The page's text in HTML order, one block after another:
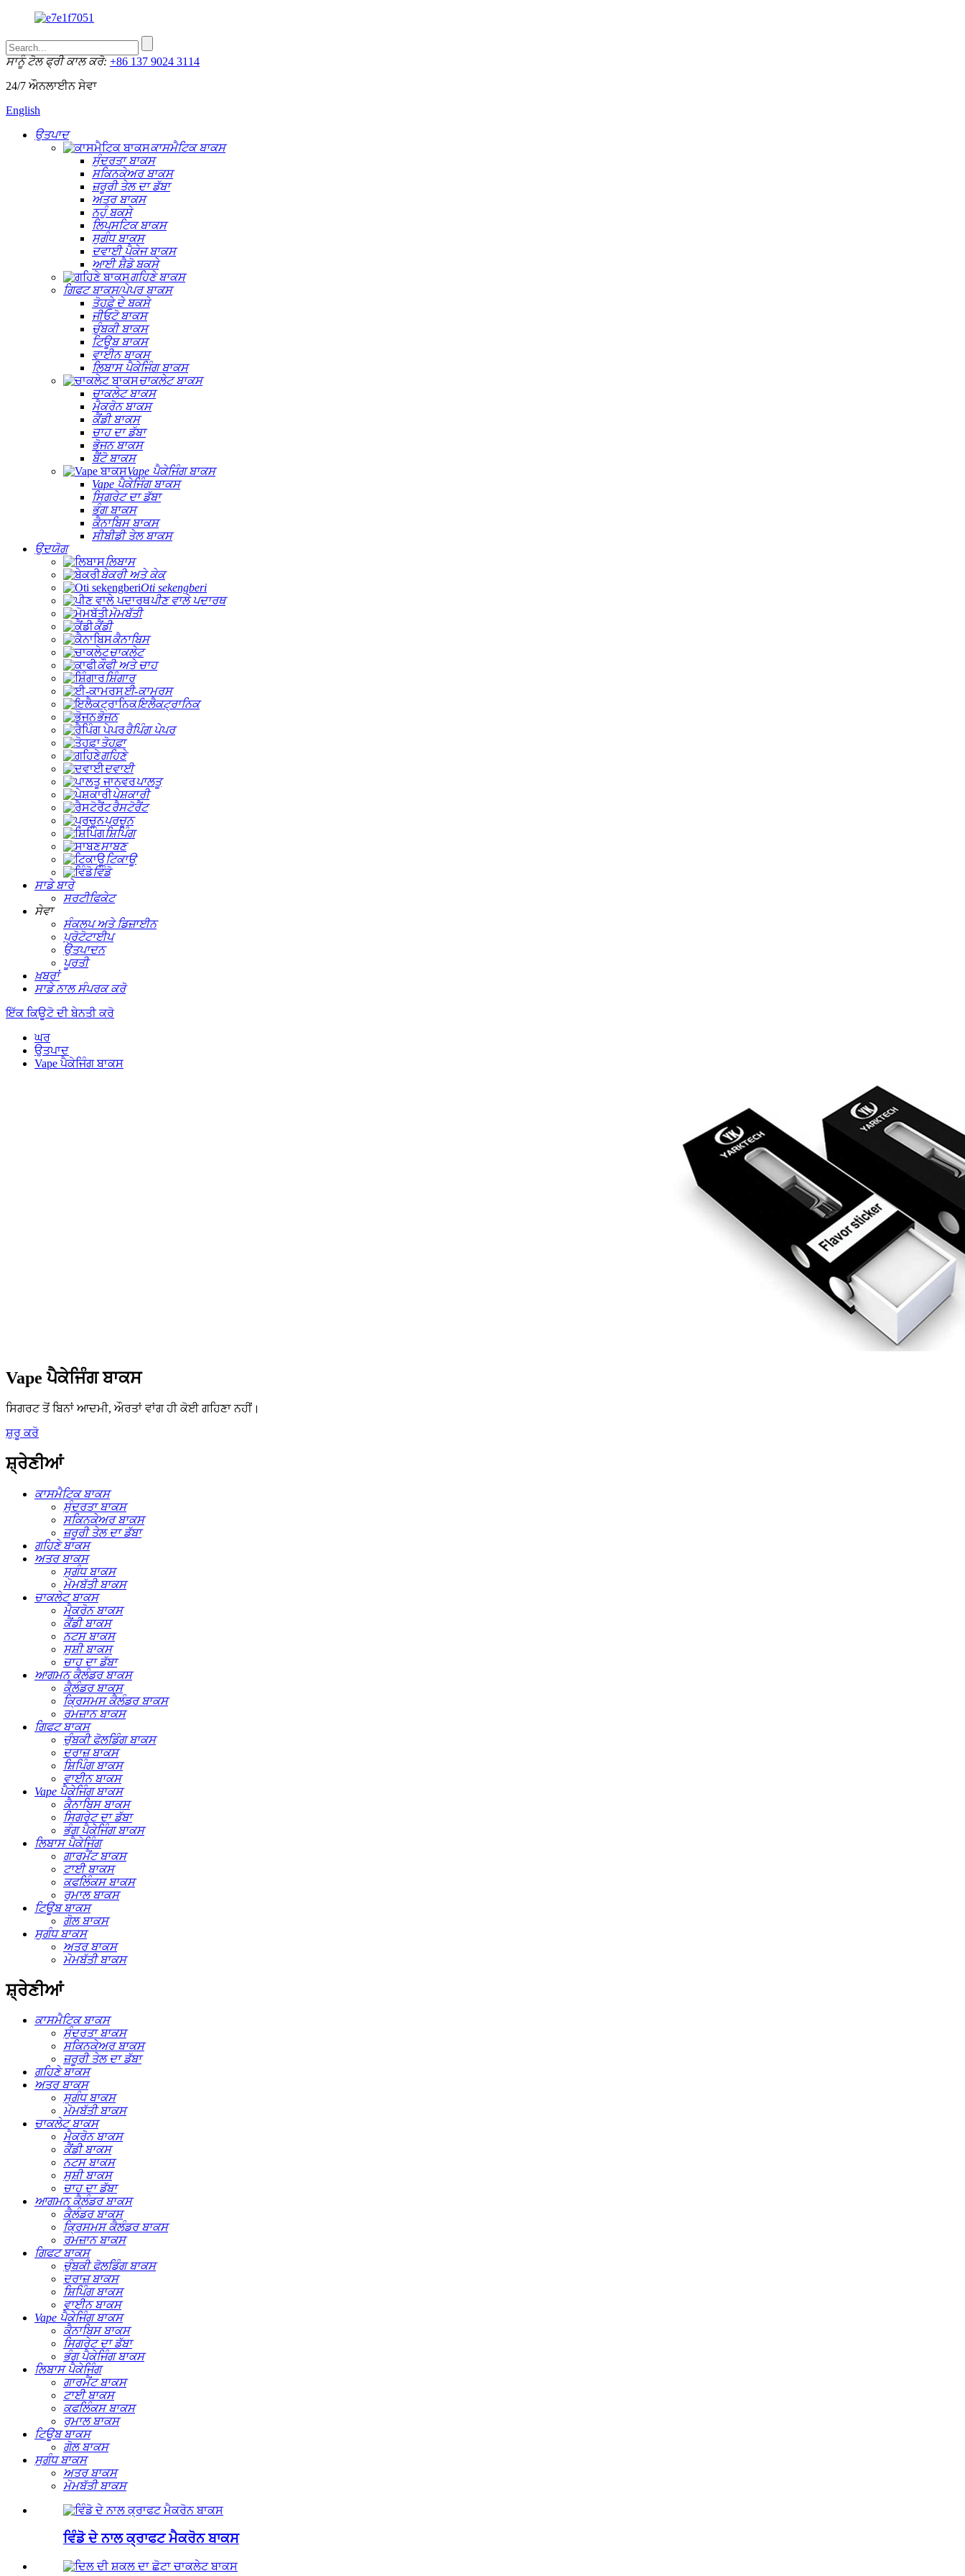
ਸਾਨੂੰ ਟੋਲ ਫ੍ਰੀ ਕਾਲ ਕਰੋ: +86 137 9024 3114
24/7 ਔਨਲਾਈਨ ਸੇਵਾ
English
ਉਤਪਾਦ
ਕਾਸਮੈਟਿਕ ਬਾਕਸ
ਸੁੰਦਰਤਾ ਬਾਕਸ
ਸਕਿਨਕੇਅਰ ਬਾਕਸ
ਜ਼ਰੂਰੀ ਤੇਲ ਦਾ ਡੱਬਾ
ਅਤਰ ਬਾਕਸ
ਨਹੁੰ ਬਕਸੇ
ਲਿਪਸਟਿਕ ਬਾਕਸ
ਸੁਗੰਧ ਬਾਕਸ
ਦਵਾਈ ਪੈਕੇਜ ਬਾਕਸ
ਆਈ ਸ਼ੈਡੋ ਬਕਸੇ
ਗਹਿਣੇ ਬਾਕਸ
ਗਿਫਟ ​​ਬਾਕਸ/ਪੇਪਰ ਬਾਕਸ
ਤੋਹਫ਼ੇ ਦੇ ਬਕਸੇ
ਜੀਓਟੋ ਬਾਕਸ
ਚੁੰਬਕੀ ਬਾਕਸ
ਟਿਊਬ ਬਾਕਸ
ਵਾਈਨ ਬਾਕਸ
ਲਿਬਾਸ ਪੈਕੇਜਿੰਗ ਬਾਕਸ
ਚਾਕਲੇਟ ਬਾਕਸ
ਚਾਕਲੇਟ ਬਾਕਸ
ਮੈਕਰੋਨ ਬਾਕਸ
ਕੈਂਡੀ ਬਾਕਸ
ਚਾਹ ਦਾ ਡੱਬਾ
ਭੋਜਨ ਬਾਕਸ
ਬੈਂਟੋ ਬਾਕਸ
Vape ਪੈਕੇਜਿੰਗ ਬਾਕਸ
Vape ਪੈਕੇਜਿੰਗ ਬਾਕਸ
ਸਿਗਰੇਟ ਦਾ ਡੱਬਾ
ਭੰਗ ਬਾਕਸ
ਕੈਨਾਬਿਸ ਬਾਕਸ
ਸੀਬੀਡੀ ਤੇਲ ਬਾਕਸ
ਉਦਯੋਗ
ਲਿਬਾਸ
ਬੇਕਰੀ ਅਤੇ ਕੇਕ
Oti sekengberi
ਪੀਣ ਵਾਲੇ ਪਦਾਰਥ
ਮੋਮਬੱਤੀ
ਕੈਂਡੀ
ਕੈਨਾਬਿਸ
ਚਾਕਲੇਟ
ਕੌਫੀ ਅਤੇ ਚਾਹ
ਸ਼ਿੰਗਾਰ
ਈ-ਕਾਮਰਸ
ਇਲੈਕਟ੍ਰਾਨਿਕ
ਭੋਜਨ
ਰੈਪਿੰਗ ਪੇਪਰ
ਤੋਹਫ਼ਾ
ਗਹਿਣੇ
ਦਵਾਈ
ਪਾਲਤੂ
ਪੇਸ਼ਕਾਰੀ
ਰੈਸਟੋਰੈਂਟ
ਪ੍ਰਚੂਨ
ਸ਼ਿਪਿੰਗ
ਸਾਬਣ
ਟਿਕਾਊ
ਵਿੰਡੋ
ਸਾਡੇ ਬਾਰੇ
ਸਰਟੀਫਿਕੇਟ
ਸੇਵਾ
ਸੰਕਲਪ ਅਤੇ ਡਿਜ਼ਾਈਨ
ਪ੍ਰੋਟੋਟਾਈਪ
ਉਤਪਾਦਨ
ਪੂਰਤੀ
ਖ਼ਬਰਾਂ
ਸਾਡੇ ਨਾਲ ਸੰਪਰਕ ਕਰੋ
ਇੱਕ ਕਿਊਟੋ ਦੀ ਬੇਨਤੀ ਕਰੋ
ਘਰ
ਉਤਪਾਦ
Vape ਪੈਕੇਜਿੰਗ ਬਾਕਸ
Vape ਪੈਕੇਜਿੰਗ ਬਾਕਸ
ਸਿਗਰਟ ਤੋਂ ਬਿਨਾਂ ਆਦਮੀ, ਔਰਤਾਂ ਵਾਂਗ ਹੀ ਕੋਈ ਗਹਿਣਾ ਨਹੀਂ।
ਸ਼ੁਰੂ ਕਰੋ
ਸ਼੍ਰੇਣੀਆਂ
ਕਾਸਮੈਟਿਕ ਬਾਕਸ
ਸੁੰਦਰਤਾ ਬਾਕਸ
ਸਕਿਨਕੇਅਰ ਬਾਕਸ
ਜ਼ਰੂਰੀ ਤੇਲ ਦਾ ਡੱਬਾ
ਗਹਿਣੇ ਬਾਕਸ
ਅਤਰ ਬਾਕਸ
ਸੁਗੰਧ ਬਾਕਸ
ਮੋਮਬੱਤੀ ਬਾਕਸ
ਚਾਕਲੇਟ ਬਾਕਸ
ਮੈਕਰੋਨ ਬਾਕਸ
ਕੈਂਡੀ ਬਾਕਸ
ਨਟਸ ਬਾਕਸ
ਸੁਸ਼ੀ ਬਾਕਸ
ਚਾਹ ਦਾ ਡੱਬਾ
ਆਗਮਨ ਕੈਲੰਡਰ ਬਾਕਸ
ਕੈਲੰਡਰ ਬਾਕਸ
ਕ੍ਰਿਸਮਸ ਕੈਲੰਡਰ ਬਾਕਸ
ਰਮਜ਼ਾਨ ਬਾਕਸ
ਗਿਫਟ ​​ਬਾਕਸ
ਚੁੰਬਕੀ ਫੋਲਡਿੰਗ ਬਾਕਸ
ਦਰਾਜ਼ ਬਾਕਸ
ਸ਼ਿਪਿੰਗ ਬਾਕਸ
ਵਾਈਨ ਬਾਕਸ
Vape ਪੈਕੇਜਿੰਗ ਬਾਕਸ
ਕੈਨਾਬਿਸ ਬਾਕਸ
ਸਿਗਰੇਟ ਦਾ ਡੱਬਾ
ਭੰਗ ਪੈਕੇਜਿੰਗ ਬਾਕਸ
ਲਿਬਾਸ ਪੈਕੇਜਿੰਗ
ਗਾਰਮੈਂਟ ਬਾਕਸ
ਟਾਈ ਬਾਕਸ
ਕਫਲਿੰਕਸ ਬਾਕਸ
ਰੁਮਾਲ ਬਾਕਸ
ਟਿਊਬ ਬਾਕਸ
ਗੋਲ ਬਾਕਸ
ਸੁਗੰਧ ਬਾਕਸ
ਅਤਰ ਬਾਕਸ
ਮੋਮਬੱਤੀ ਬਾਕਸ
ਸ਼੍ਰੇਣੀਆਂ
ਕਾਸਮੈਟਿਕ ਬਾਕਸ
ਸੁੰਦਰਤਾ ਬਾਕਸ
ਸਕਿਨਕੇਅਰ ਬਾਕਸ
ਜ਼ਰੂਰੀ ਤੇਲ ਦਾ ਡੱਬਾ
ਗਹਿਣੇ ਬਾਕਸ
ਅਤਰ ਬਾਕਸ
ਸੁਗੰਧ ਬਾਕਸ
ਮੋਮਬੱਤੀ ਬਾਕਸ
ਚਾਕਲੇਟ ਬਾਕਸ
ਮੈਕਰੋਨ ਬਾਕਸ
ਕੈਂਡੀ ਬਾਕਸ
ਨਟਸ ਬਾਕਸ
ਸੁਸ਼ੀ ਬਾਕਸ
ਚਾਹ ਦਾ ਡੱਬਾ
ਆਗਮਨ ਕੈਲੰਡਰ ਬਾਕਸ
ਕੈਲੰਡਰ ਬਾਕਸ
ਕ੍ਰਿਸਮਸ ਕੈਲੰਡਰ ਬਾਕਸ
ਰਮਜ਼ਾਨ ਬਾਕਸ
ਗਿਫਟ ​​ਬਾਕਸ
ਚੁੰਬਕੀ ਫੋਲਡਿੰਗ ਬਾਕਸ
ਦਰਾਜ਼ ਬਾਕਸ
ਸ਼ਿਪਿੰਗ ਬਾਕਸ
ਵਾਈਨ ਬਾਕਸ
Vape ਪੈਕੇਜਿੰਗ ਬਾਕਸ
ਕੈਨਾਬਿਸ ਬਾਕਸ
ਸਿਗਰੇਟ ਦਾ ਡੱਬਾ
ਭੰਗ ਪੈਕੇਜਿੰਗ ਬਾਕਸ
ਲਿਬਾਸ ਪੈਕੇਜਿੰਗ
ਗਾਰਮੈਂਟ ਬਾਕਸ
ਟਾਈ ਬਾਕਸ
ਕਫਲਿੰਕਸ ਬਾਕਸ
ਰੁਮਾਲ ਬਾਕਸ
ਟਿਊਬ ਬਾਕਸ
ਗੋਲ ਬਾਕਸ
ਸੁਗੰਧ ਬਾਕਸ
ਅਤਰ ਬਾਕਸ
ਮੋਮਬੱਤੀ ਬਾਕਸ
ਵਿੰਡੋ ਦੇ ਨਾਲ ਕ੍ਰਾਫਟ ਮੈਕਰੋਨ ਬਾਕਸ